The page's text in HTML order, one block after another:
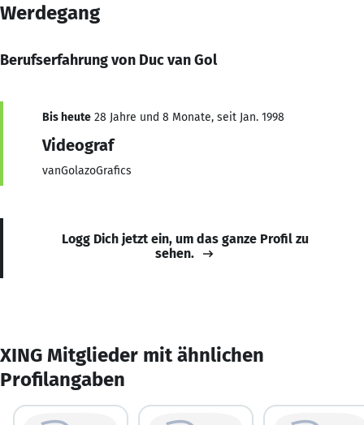
Werdegang
Berufserfahrung von Duc van Gol
Bis heute 28 Jahre und 8 Monate, seit Jan. 1998
Videograf
vanGolazoGrafics
Logg Dich jetzt ein, um das ganze Profil zu
sehen.
XING Mitglieder mit ähnlichen
Profilangaben